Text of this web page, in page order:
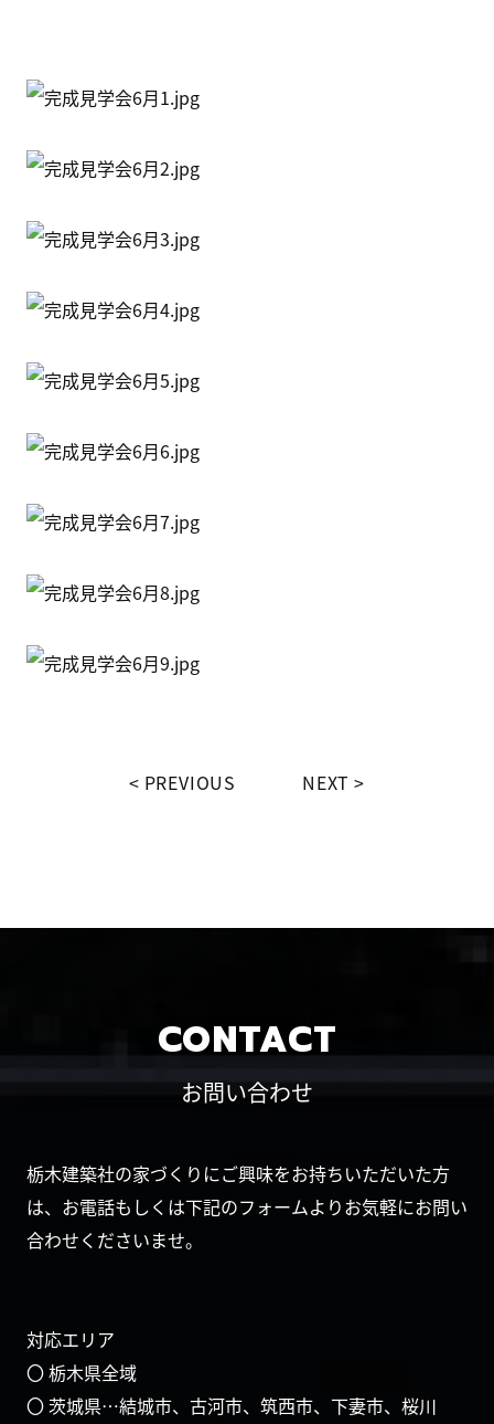
PREVIOUS NEXT
CONTACT
お問い合わせ
栃木建築社の家づくりにご興味をお持ちいただいた方
は、お電話もしくは下記のフォームよりお気軽にお問い
合わせくださいませ。
対応エリア
〇 栃木県全域
〇 茨城県…結城市、古河市、筑西市、下妻市、桜川